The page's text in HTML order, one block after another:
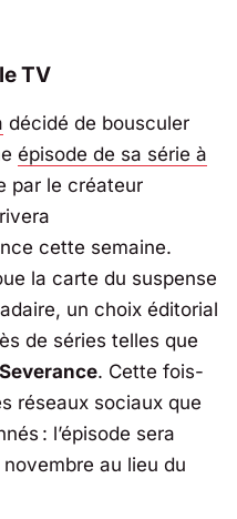
TV
décidé de bousculer
épisode de sa série à
par le créateur
cette semaine.
la carte du suspense
un choix éditorial
de séries telles que
Severance. Cette fois-
réseaux sociaux que
: l’épisode sera
au lieu du